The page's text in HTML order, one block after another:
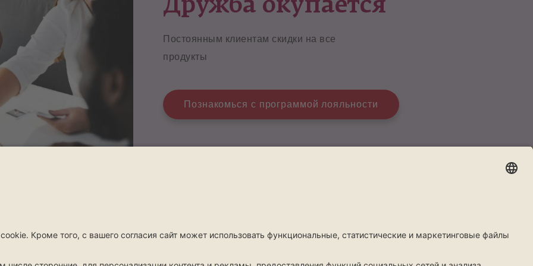
Дружба окупается
Постоянным клиентам скидки на все
продукты
Познакомься с программой лояльности
Сообщить об ущербе
Контакты и офисы
Правила